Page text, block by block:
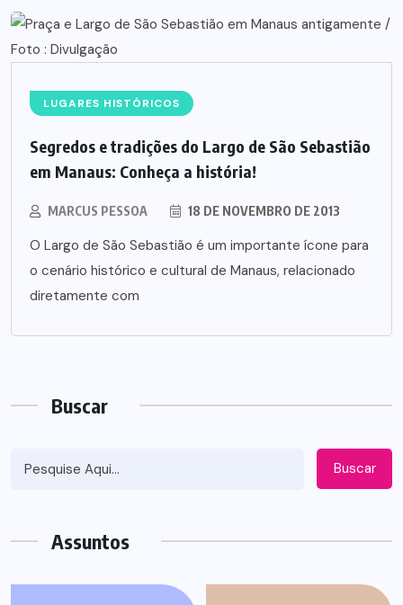
LUGARES HISTÓRICOS
Segredos e tradições do Largo de São Sebastião
em Manaus: Conheça a história!
MARCUS PESSOA 18 DE NOVEMBRO DE 2013
O Largo de São Sebastião é um importante ícone para
o cenário histórico e cultural de Manaus, relacionado
diretamente com
Buscar
Buscar
Assuntos